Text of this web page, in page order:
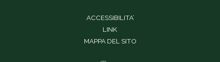
ACCESSIBILITA’
LINK
MAPPA DEL SITO